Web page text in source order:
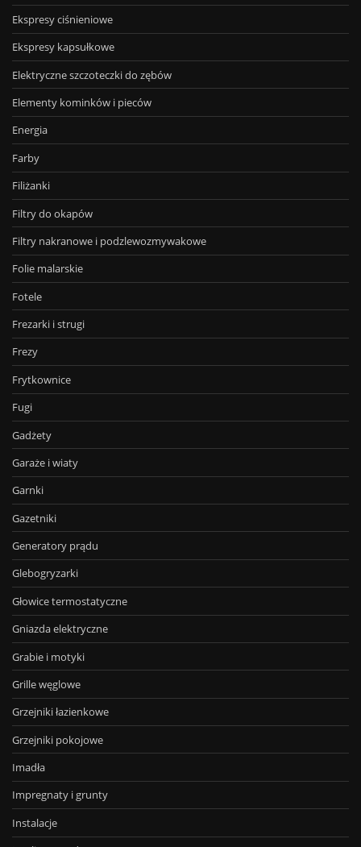
Ekspresy ciśnieniowe
Ekspresy kapsułkowe
Elektryczne szczoteczki do zębów
Elementy kominków i pieców
Energia
Farby
Filiżanki
Filtry do okapów
Filtry nakranowe i podzlewozmywakowe
Folie malarskie
Fotele
Frezarki i strugi
Frezy
Frytkownice
Fugi
Gadżety
Garaże i wiaty
Garnki
Gazetniki
Generatory prądu
Glebogryzarki
Głowice termostatyczne
Gniazda elektryczne
Grabie i motyki
Grille węglowe
Grzejniki łazienkowe
Grzejniki pokojowe
Imadła
Impregnaty i grunty
Instalacje